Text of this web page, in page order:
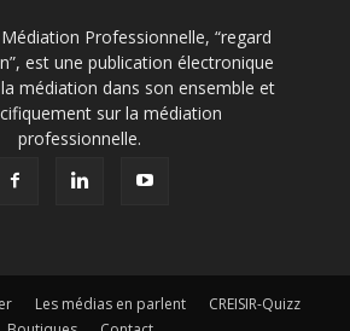
Médiation Professionnelle, “regard
est une publication électronique
médiation dans son ensemble et
sur la médiation
professionnelle.
Les médias en parlent
CREISIR-Quizz